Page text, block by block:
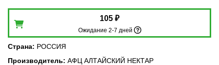
105 ₽
Ожидание 2-7 дней
Страна: РОССИЯ
Производитель: АФЦ АЛТАЙСКИЙ НЕКТАР